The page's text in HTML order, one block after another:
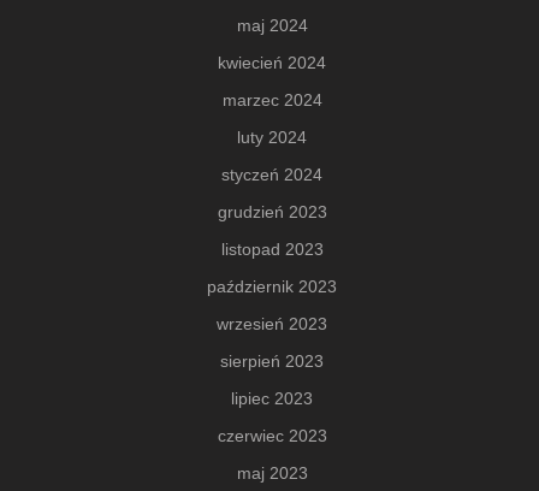
maj 2024
kwiecień 2024
marzec 2024
luty 2024
styczeń 2024
grudzień 2023
listopad 2023
październik 2023
wrzesień 2023
sierpień 2023
lipiec 2023
czerwiec 2023
maj 2023